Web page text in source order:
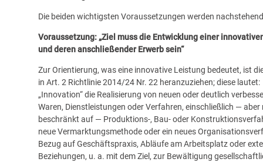
Die beiden wichtigsten Voraussetzungen werden
Voraussetzung: „Ziel muss die Entwicklung einer
und deren anschließender Erwerb sein“
Zur Orientierung, was eine innovative Leistung bedeutet, ist
in Art. 2 Richtlinie 2014/24 Nr. 22 heranzuziehen; diese lautet:
„Innovation“ die Realisierung von neuen oder deutlich
Waren, Dienstleistungen oder Verfahren, einschließlich — aber
beschränkt auf — Produktions-, Bau- oder
neue Vermarktungsmethode oder ein neues
Bezug auf Geschäftspraxis, Abläufe am Arbeitsplatz oder
Beziehungen, u. a. mit dem Ziel, zur Bewältigung